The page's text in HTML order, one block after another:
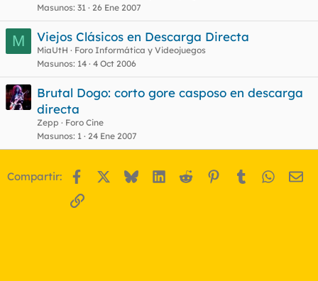
Masunos 31 26 Ene 2007
M Viejos Clásicos en Descarga Directa
MiaUtH
Foro Informática y Videojuegos
Masunos 14 4 Oct 2006
Brutal Dogo: corto gore casposo en descarga
directa
Zepp
Foro Cine
Masunos 1 24 Ene 2007
Compartir: Facebook BlueskyLinkedIn
Reddit Pinterest
Tumblr
Enlace